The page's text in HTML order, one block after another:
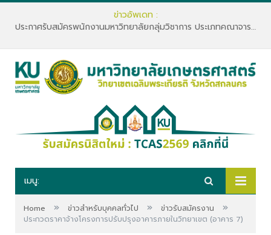
ข่าวอัพเดท :
ประกาศรับสมัครพนักงานมหาวิทยาลัยกลุ่มวิชาการ ประเภทคณาจารย์ประจำ คณะทรัพยากรธรรมชาติและอุตสาหกรรมเกษตร สังกัดภาควิชาเกษตรและทรัพยากร
เมนู:
Home » ข่าวสำหรับบุคคลทั่วไป » ข่าวรับสมัครงาน »
ประกวดราคาจ้างโครงการปรับปรุงอาคารภายในวิทยาเขต (อาคาร 7)